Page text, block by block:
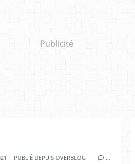
Publicité
,POLITIQUE,SERVICES PUBLICS,
PUBLIÉ DEPUIS OVERBLOG …